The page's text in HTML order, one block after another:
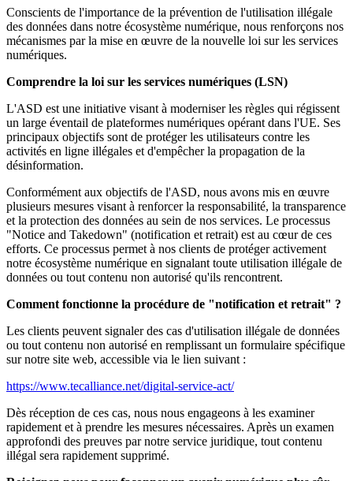
Conscients de l'importance de la prévention de l'utilisation illégale
des données dans notre écosystème numérique, nous renforçons nos
mécanismes par la mise en œuvre de la nouvelle loi sur les services
numériques.
Comprendre la loi sur les services numériques (LSN)
L'ASD est une initiative visant à moderniser les règles qui régissent
un large éventail de plateformes numériques opérant dans l'UE. Ses
principaux objectifs sont de protéger les utilisateurs contre les
activités en ligne illégales et d'empêcher la propagation de la
désinformation.
Conformément aux objectifs de l'ASD, nous avons mis en œuvre
plusieurs mesures visant à renforcer la responsabilité, la transparence
et la protection des données au sein de nos services. Le processus
"Notice and Takedown" (notification et retrait) est au cœur de ces
efforts. Ce processus permet à nos clients de protéger activement
notre écosystème numérique en signalant toute utilisation illégale de
données ou tout contenu non autorisé qu'ils rencontrent.
Comment fonctionne la procédure de "notification et retrait" ?
Les clients peuvent signaler des cas d'utilisation illégale de données
ou tout contenu non autorisé en remplissant un formulaire spécifique
sur notre site web, accessible via le lien suivant :
https://www.tecalliance.net/digital-service-act/
Dès réception de ces cas, nous nous engageons à les examiner
rapidement et à prendre les mesures nécessaires. Après un examen
approfondi des preuves par notre service juridique, tout contenu
illégal sera rapidement supprimé.